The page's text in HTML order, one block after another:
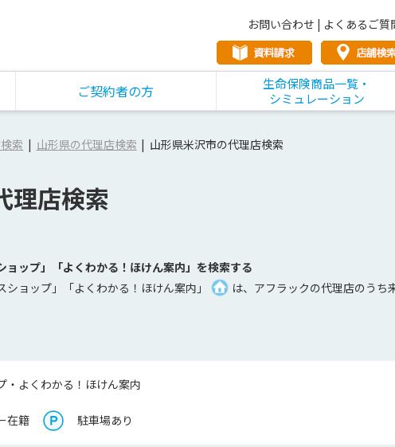
お問い合わせ | よくあるご質
ご契約者の方
生命保険商品一覧・
シミュレーション
索 山形県の代理店検索 山形県米沢市の代理店検索
理店検索
ョップ」「よくわかる！ほけん案内」を検索する
ョップ」「よくわかる！ほけん案内」
は、アフラックの代理店のうち
・よくわかる！ほけん案内
在籍 駐車場あり